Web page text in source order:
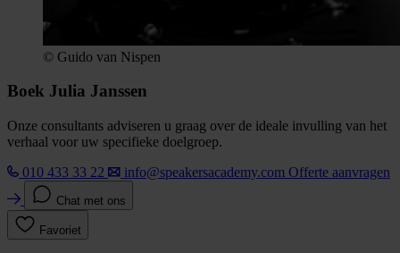
© Guido van Nispen
Boek Julia Janssen
Onze consultants adviseren u graag over de ideale invulling van het
verhaal voor uw specifieke doelgroep.
010 433 33 22
info@speakersacademy.com Offerte aanvragen
Chat met ons
Favoriet